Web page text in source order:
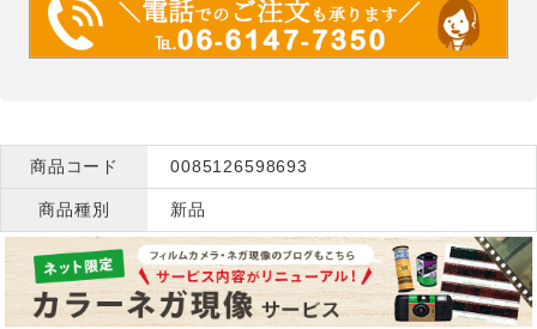
商品コード 0085126598693
商品種別 新品